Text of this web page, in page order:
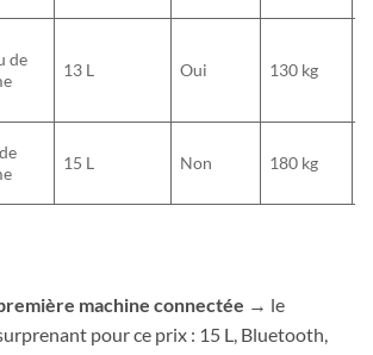
de
13 L Oui 130 kg
15 L Non 180 kg
machine connectée → le
pour ce prix : 15 L, Bluetooth,